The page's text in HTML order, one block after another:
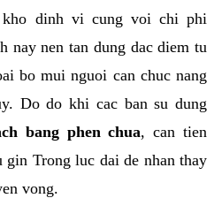
dinh vi cung voi chi phi
nay nen tan dung dac diem tu
bo mui nguoi can chuc nang
Do do khi cac ban su dung
bang phen chua, can tien
gin Trong luc dai de nhan thay
vong.